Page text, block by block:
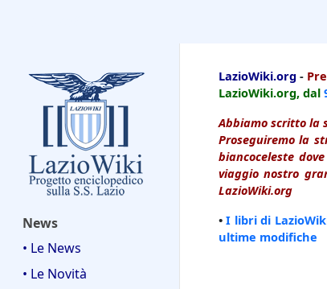
News
• Le News
• Le Novità
LazioWiki.org -
LazioWiki.org, dal
Abbiamo scritto la
Proseguiremo la
biancoceleste
viaggio nostro
LazioWiki.org
•I libri di
ultime modifiche